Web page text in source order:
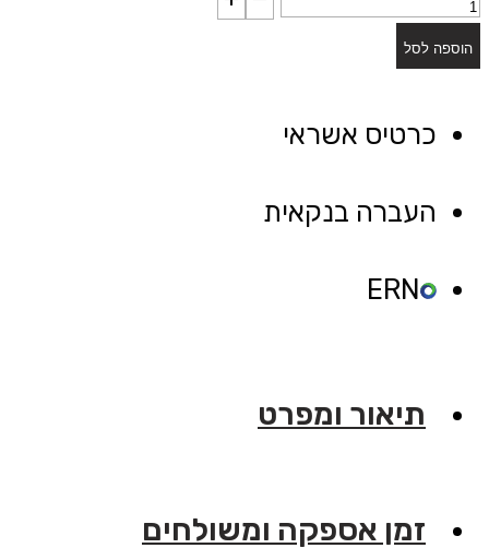
של
דגם
הוספה לסל
כרטיס אשראי
העברה בנקאית
ERN
תיאור ומפרט
זמן אספקה ומשולחים